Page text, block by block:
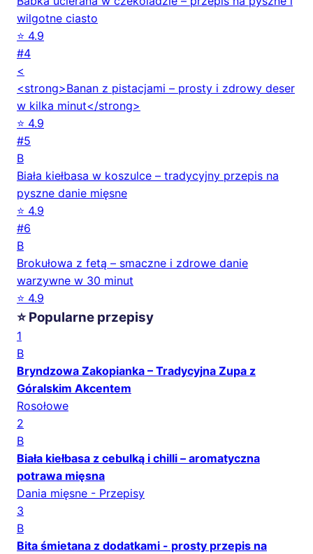
wilgotne ciasto
⭐ 4.9
#4
<
<strong>Banan z pistacjami – prosty i zdrowy deser
w kilka minut</strong>
⭐ 4.9
#5
B
Biała kiełbasa w koszulce – tradycyjny przepis na
pyszne danie mięsne
⭐ 4.9
#6
B
Brokułowa z fetą – smaczne i zdrowe danie
warzywne w 30 minut
⭐ 4.9
⭐ Popularne przepisy
1
B
Bryndzowa Zakopianka – Tradycyjna Zupa z
Góralskim Akcentem
Rosołowe
2
B
Biała kiełbasa z cebulką i chilli – aromatyczna
potrawa mięsna
Dania mięsne - Przepisy
3
B
Bita śmietana z dodatkami - prosty przepis na